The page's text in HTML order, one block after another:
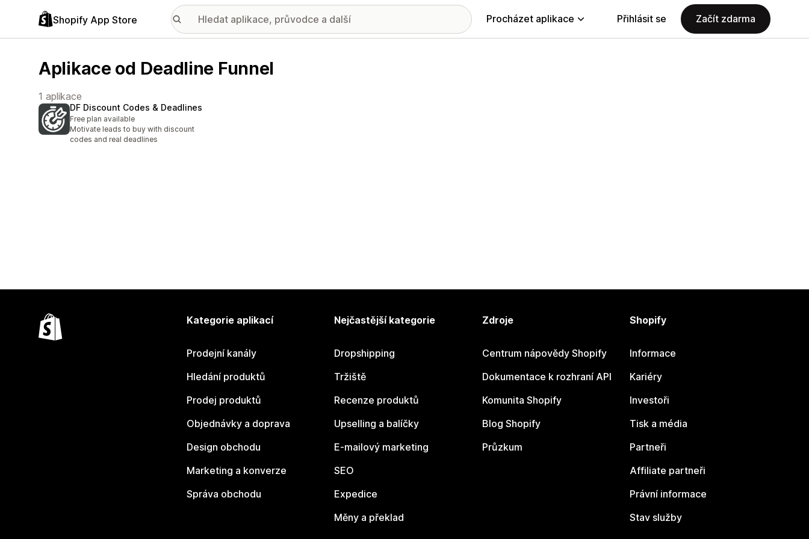
Shopify App Store Procházet aplikace Přihlásit se Začít zdarma
Aplikace od Deadline Funnel
1 aplikace
DF Discount Codes & Deadlines
Free plan available
Motivate leads to buy with discount
codes and real deadlines
Kategorie aplikací
Prodejní kanály
Hledání produktů
Prodej produktů
Objednávky a doprava
Design obchodu
Marketing a konverze
Správa obchodu
Nejčastější kategorie
Dropshipping
Tržiště
Recenze produktů
Upselling a balíčky
E-mailový marketing
SEO
Expedice
Měny a překlad
Zdroje
Centrum nápovědy Shopify
Dokumentace k rozhraní API
Komunita Shopify
Blog Shopify
Průzkum
Shopify
Informace
Kariéry
Investoři
Tisk a média
Partneři
Affiliate partneři
Právní informace
Stav služby